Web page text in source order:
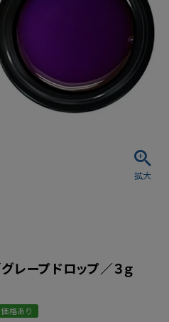
レープドロップ／３ｇ
格あり